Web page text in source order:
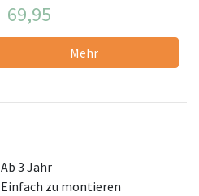
69,95
Mehr
Ab 3 Jahr
Einfach zu montieren